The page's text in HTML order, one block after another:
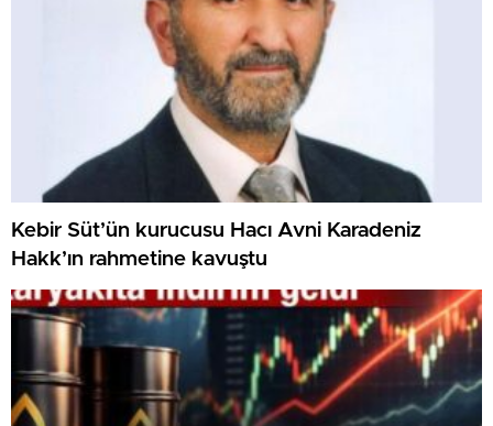
Kebir Süt’ün kurucusu Hacı Avni Karadeniz
Hakk’ın rahmetine kavuştu